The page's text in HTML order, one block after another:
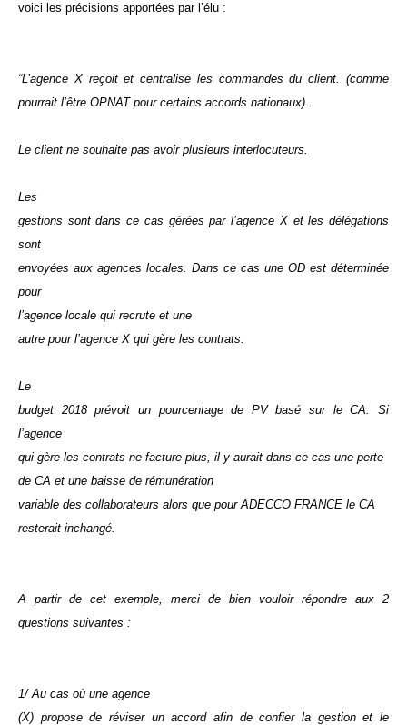
voici les précisions apportées par l’élu :
“L’agence X reçoit et centralise les commandes du client. (comme
pourrait l’être OPNAT pour certains accords nationaux) .
Le client ne souhaite pas avoir plusieurs interlocuteurs.
Les
gestions sont dans ce cas gérées par l’agence X et les délégations
sont
envoyées aux agences locales. Dans ce cas une OD est déterminée
pour
l’agence locale qui recrute et une
autre pour l’agence X qui gère les contrats.
Le
budget 2018 prévoit un pourcentage de PV basé sur le CA. Si
l’agence
qui gère les contrats ne facture plus, il y aurait dans ce cas une perte
de CA et une baisse de rémunération
variable des collaborateurs alors que pour ADECCO FRANCE le CA
resterait inchangé.
A partir de cet exemple, merci de bien vouloir répondre aux 2
questions suivantes :
1/ Au cas où une agence
(X) propose de réviser un accord afin de confier la gestion et le